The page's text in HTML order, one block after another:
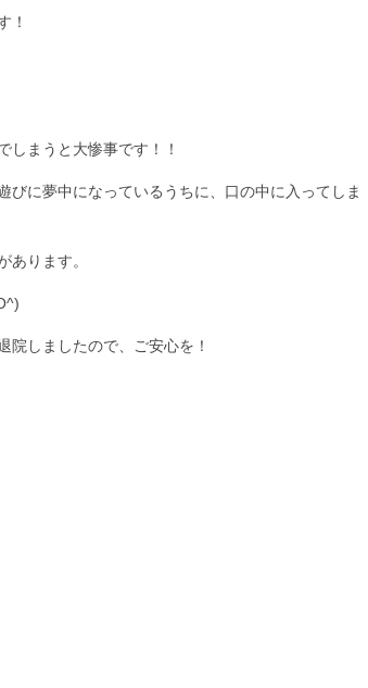
！
しまうと大惨事です！！
びに夢中になっているうちに、口の中に入ってしま
あります。
院しましたので、ご安心を！